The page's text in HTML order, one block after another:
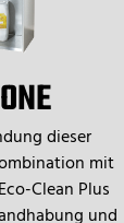
dieser
mit
Clean Plus
und